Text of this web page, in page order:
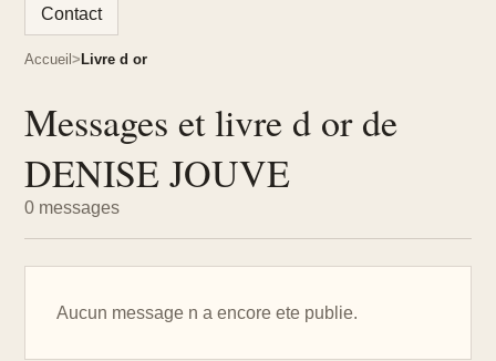
Contact
Accueil Livre d or
Messages et livre d or de
DENISE JOUVE
0 messages
Aucun message n a encore ete publie.